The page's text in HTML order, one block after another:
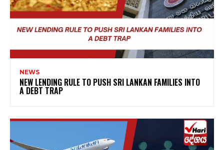
NEWS
NEW LENDING RULE TO PUSH SRI LANKAN FAMILIES INTO
A DEBT TRAP